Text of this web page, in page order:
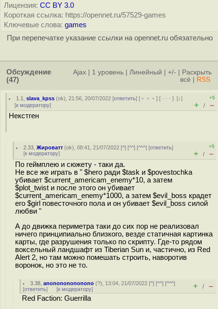
Лицензия: CC BY 3.0
Короткая ссылка: https://opennet.ru/57529-games
Ключевые слова: games
При перепечатке указание ссылки на opennet.ru обязательно
Обсуждение
(47)
Ajax 1 уровень Линейный +/-
Раскрыть
всё
RSS
1.1 ,slava_kpss (ok), 21:56, 20/07/2022 [ответить] [ ﹢﹢﹢] [ · · ·][↓]
[к модератору]
+5
+ / –
Некстген
2.33 ,Жироватт (ok), 08:41, 21/07/2022 [^] [^^] [^^^] [ответить]
[к модератору]
+5
+ / –
По геймплею и сюжету - таки да.
Не все же играть в " $hero ради $task и $povestochka
убивает $current_americam_enemy*10, а затем
$plot_twist и после этого он убивает
$current_americam_enemy*1000, а затем $evil_boss крадет
его $girl повесточного пола и он убивает $evil_boss силой
любви "
А до движка периметра таки до сих пор не реализовал
ничего принципиально близкого, везде статичная картинка
карты, где разрушения только по скрипту. Где-то рядом
воксельный ландшафт из Tiberian Sun и, частично, из Red
Alert 2, но там можно помешать строить, наворотив
воронок, но это не то.
3.38 ,anonononononono (?), 13:04, 21/07/2022 [^] [^^] [^^^]
[ответить] [к модератору] + / –
Red Faction: Guerrilla